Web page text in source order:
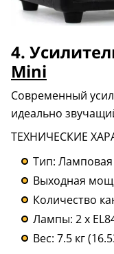
4.
Mini
Современный
идеально
ТЕХНИЧЕСКИЕ
Тип: Ламповая
Выходная
Количество
Лампы: 2 x
Вес: 7.5 кг